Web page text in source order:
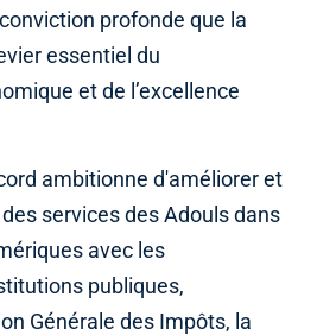
profonde que la
essentiel du
et de l’excellence
ambitionne d'améliorer et
services des Adouls dans
avec les
publiques,
Générale des Impôts, la